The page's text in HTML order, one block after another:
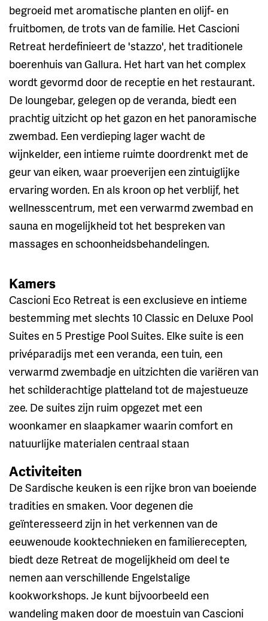
begroeid met aromatische planten en olijf- en
fruitbomen, de trots van de familie. Het Cascioni
Retreat herdefinieert de 'stazzo', het traditionele
boerenhuis van Gallura. Het hart van het complex
wordt gevormd door de receptie en het restaurant.
De loungebar, gelegen op de veranda, biedt een
prachtig uitzicht op het gazon en het panoramische
zwembad. Een verdieping lager wacht de
wijnkelder, een intieme ruimte doordrenkt met de
geur van eiken, waar proeverijen een zintuiglijke
ervaring worden. En als kroon op het verblijf, het
wellnesscentrum, met een verwarmd zwembad en
sauna en mogelijkheid tot het bespreken van
massages en schoonheidsbehandelingen.
Kamers
Cascioni Eco Retreat is een exclusieve en intieme
bestemming met slechts 10 Classic en Deluxe Pool
Suites en 5 Prestige Pool Suites. Elke suite is een
privéparadijs met een veranda, een tuin, een
verwarmd zwembadje en uitzichten die variëren van
het schilderachtige platteland tot de majestueuze
zee. De suites zijn ruim opgezet met een
woonkamer en slaapkamer waarin comfort en
natuurlijke materialen centraal staan
Activiteiten
De Sardische keuken is een rijke bron van boeiende
tradities en smaken. Voor degenen die
geïnteresseerd zijn in het verkennen van de
eeuwenoude kooktechnieken en familierecepten,
biedt deze Retreat de mogelijkheid om deel te
nemen aan verschillende Engelstalige
kookworkshops. Je kunt bijvoorbeeld een
wandeling maken door de moestuin van Cascioni